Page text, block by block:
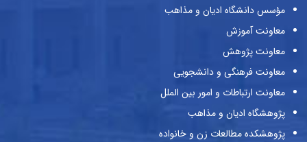
مؤسس دانشگاه ادیان و مذاهب
معاونت آموزش
معاونت پژوهش
معاونت فرهنگی و دانشجویی
معاونت ارتباطات و امور بین الملل
پژوهشگاه ادیان و مذاهب
پژوهشکده مطالعات زن و خانواده